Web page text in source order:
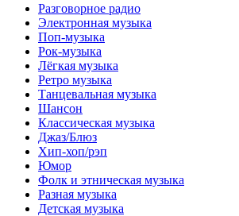
Разговорное радио
Электронная музыка
Поп-музыка
Рок-музыка
Лёгкая музыка
Ретро музыка
Танцевальная музыка
Шансон
Классическая музыка
Джаз/Блюз
Хип-хоп/рэп
Юмор
Фолк и этническая музыка
Разная музыка
Детская музыка